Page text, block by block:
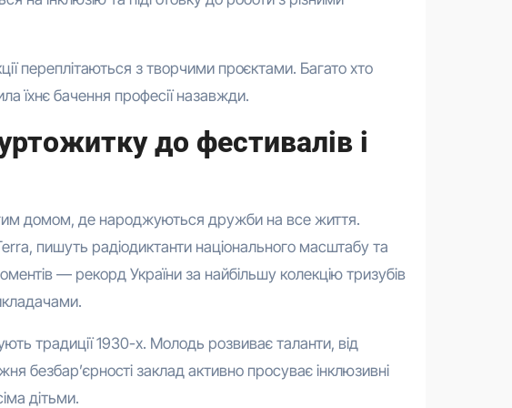
переплітаються з творчими проєктами. Багато хто
їхнє бачення професії назавжди.
до фестивалів і
домом, де народжуються дружби на все життя.
пишуть радіодиктанти національного масштабу та
— рекорд України за найбільшу колекцію тризубів
традиції 1930-х. Молодь розвиває таланти, від
безбар’єрності заклад активно просуває інклюзивні
дітьми.